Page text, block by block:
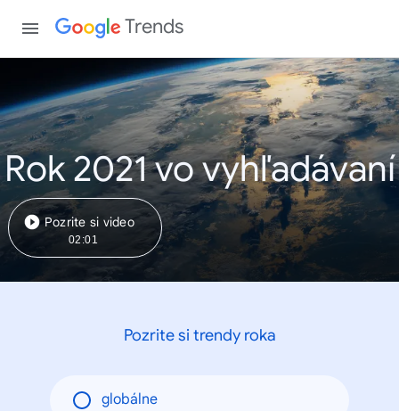
Trends
Rok 2021 vo vyhľadávaní
Pozrite si video
02:01
Pozrite si trendy roka
globálne